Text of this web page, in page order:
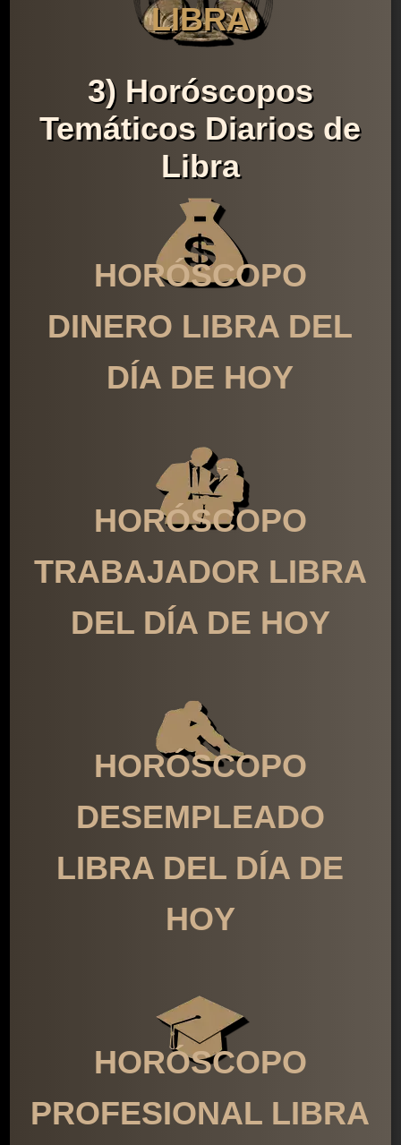
LIBRA
3) Horóscopos
Temáticos Diarios de
Libra
HORÓSCOPO
DINERO LIBRA DEL
DÍA DE HOY
HORÓSCOPO
TRABAJADOR LIBRA
DEL DÍA DE HOY
HORÓSCOPO
DESEMPLEADO
LIBRA DEL DÍA DE
HOY
HORÓSCOPO
PROFESIONAL LIBRA